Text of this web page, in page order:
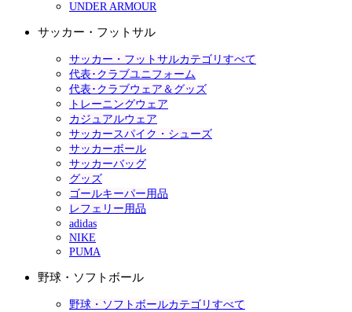
UNDER ARMOUR
サッカー・フットサル
サッカー・フットサルカテゴリすべて
代表･クラブユニフォーム
代表･クラブウェア＆グッズ
トレーニングウェア
カジュアルウェア
サッカースパイク・シューズ
サッカーボール
サッカーバッグ
グッズ
ゴールキーパー用品
レフェリー用品
adidas
NIKE
PUMA
野球・ソフトボール
野球・ソフトボールカテゴリすべて